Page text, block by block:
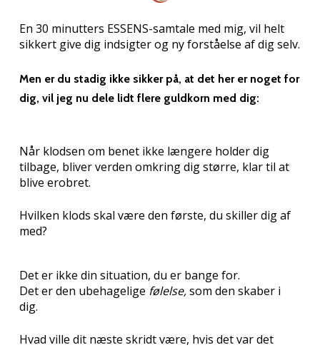
En 30 minutters ESSENS-samtale med mig, vil helt
sikkert give dig indsigter og ny forståelse af dig selv.
Men er du stadig ikke sikker på, at det her er noget for
dig, vil jeg nu dele lidt flere guldkorn med dig:
Når klodsen om benet ikke længere holder dig
tilbage, bliver verden omkring dig større, klar til at
blive erobret.
Hvilken klods skal være den første, du skiller dig af
med?
Det er ikke din situation, du er bange for.
Det er den ubehagelige følelse,som den skaber i
dig.
Hvad ville dit næste skridt være, hvis det var det